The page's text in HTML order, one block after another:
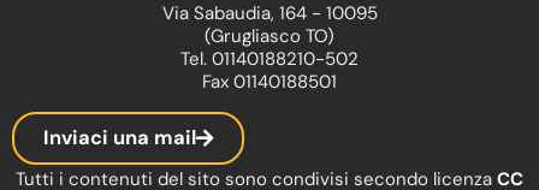
Via Sabaudia, 164 - 10095
(Grugliasco TO)
Tel. 01140188210-502
Fax 01140188501
Inviaci una mail
Tutti i contenuti del sito sono condivisi secondo licenza CC